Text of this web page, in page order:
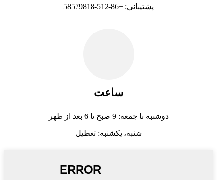
پشتیبانی: +86-512-58579818
ساعت
دوشنبه تا جمعه: 9 صبح تا 6 بعد از ظهر
شنبه، یکشنبه: تعطیل